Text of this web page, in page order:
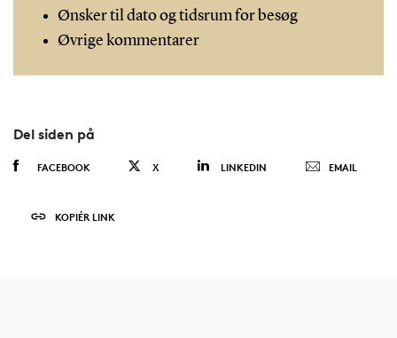
Ønsker til dato og tidsrum for besøg
Øvrige kommentarer
Del siden på
FACEBOOK X LINKEDIN EMAIL
KOPIÉR LINK